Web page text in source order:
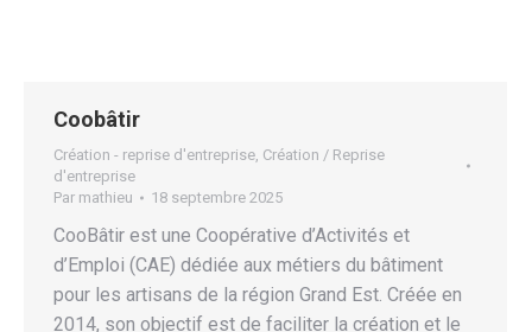
Coobâtir
Création - reprise d'entreprise, Création / Reprise
d'entreprise
Par mathieu 18 septembre 2025
CooBâtir est une Coopérative d’Activités et
d’Emploi (CAE) dédiée aux métiers du bâtiment
pour les artisans de la région Grand Est. Créée en
2014, son objectif est de faciliter la création et le